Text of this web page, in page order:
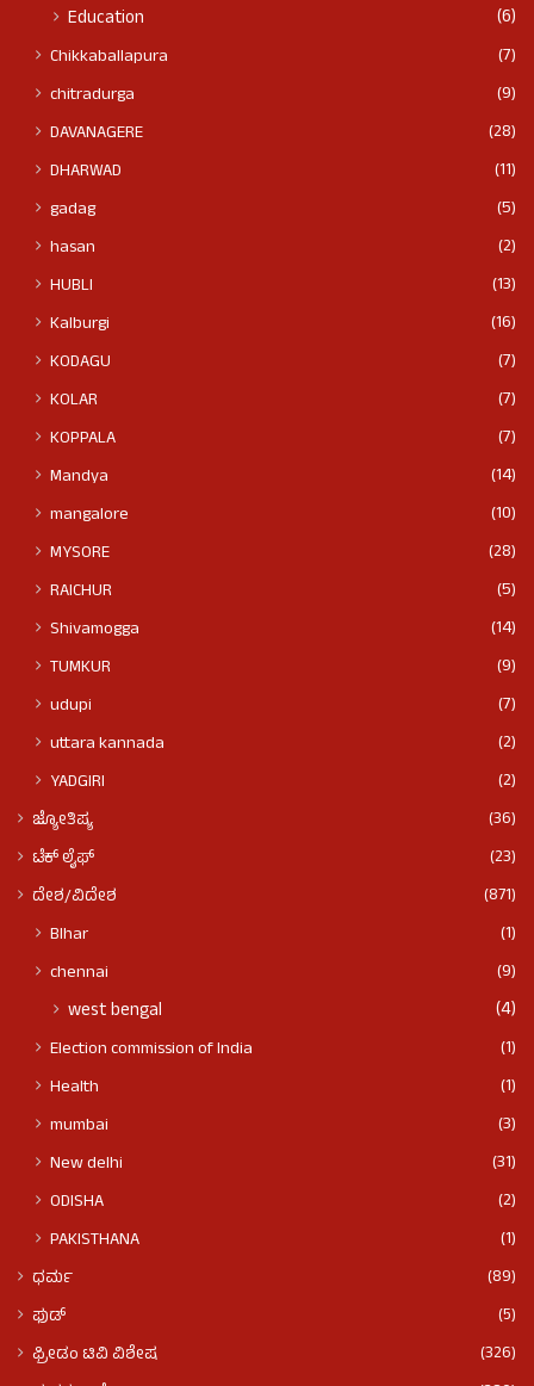
Education (6)
Chikkaballapura
(7)
chitradurga
(9)
DAVANAGERE
(28)
DHARWAD
(11)
gadag
(5)
hasan
(2)
HUBLI
(13)
Kalburgi
(16)
KODAGU
(7)
KOLAR
(7)
KOPPALA
(7)
Mandya
(14)
mangalore
(10)
MYSORE
(28)
RAICHUR
(5)
Shivamogga
(14)
TUMKUR
(9)
udupi
(7)
uttara kannada
(2)
YADGIRI
(2)
ಜ್ಯೋತಿಷ್ಯ
(36)
ಟೆಕ್ ಲೈಫ್
(23)
ದೇಶ/ವಿದೇಶ
(871)
BIhar
(1)
chennai
(9)
west bengal (4)
Election commission of India
(1)
Health
(1)
mumbai
(3)
New delhi
(31)
ODISHA
(2)
PAKISTHANA
(1)
ಧರ್ಮ
(89)
ಫುಡ್​​
(5)
ಫ್ರೀಡಂ ಟಿವಿ ವಿಶೇಷ
(326)